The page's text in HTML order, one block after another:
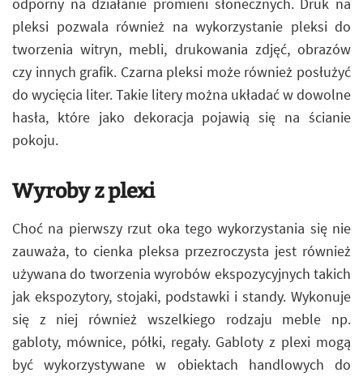
pleksi pozwala również na wykorzystanie pleksi do
tworzenia witryn, mebli, drukowania zdjęć, obrazów
czy innych grafik. Czarna pleksi może również posłużyć
do wycięcia liter. Takie litery można układać w dowolne
hasła, które jako dekoracja pojawią się na ścianie
pokoju.
Wyroby z plexi
Choć na pierwszy rzut oka tego wykorzystania się nie
zauważa, to cienka pleksa przezroczysta jest również
używana do tworzenia wyrobów ekspozycyjnych takich
jak ekspozytory, stojaki, podstawki i standy. Wykonuje
się z niej również wszelkiego rodzaju meble np.
gabloty, mównice, półki, regały. Gabloty z plexi mogą
być wykorzystywane w obiektach handlowych do